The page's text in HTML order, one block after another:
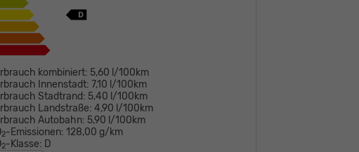
kombiniert: 5,60 l/100km
Innenstadt: 7,10 l/100km
Stadtrand: 5,40 l/100km
Landstraße: 4,90 l/100km
Autobahn: 5,90 l/100km
2-Emissionen: 128,00 g/km
2-Klasse: D